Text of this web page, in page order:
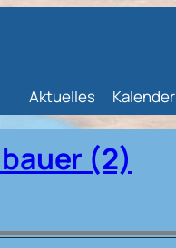
Aktuelles Kalender
(2)